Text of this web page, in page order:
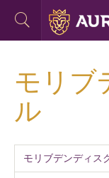
モリブ
ル
モリブデンディス